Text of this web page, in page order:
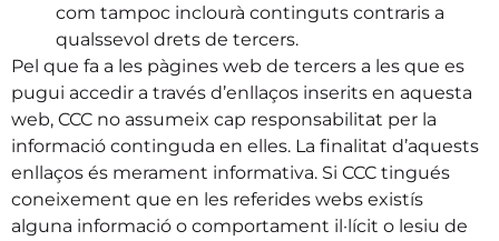
com tampoc inclourà continguts contraris a
qualssevol drets de tercers.
Pel que fa a les pàgines web de tercers a les que es
pugui accedir a través d’enllaços inserits en aquesta
web, CCC no assumeix cap responsabilitat per la
informació continguda en elles. La finalitat d’aquests
enllaços és merament informativa. Si CCC tingués
coneixement que en les referides webs existís
alguna informació o comportament il·lícit o lesiu de